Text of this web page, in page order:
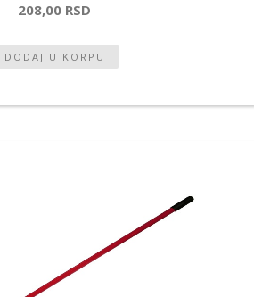
208,00 RSD